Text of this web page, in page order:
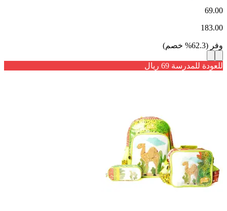
69.00
183.00
وفر (
62.3
% خصم)
للعودة للمدرسة 69 ريال